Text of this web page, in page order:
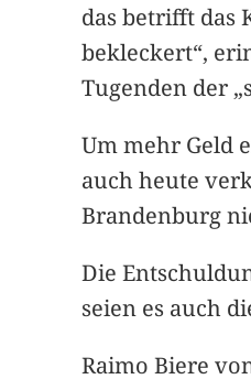
das betrifft das
bekleckert“,
Tugenden der
Um mehr Geld
auch heute
Brandenburg
Die
seien es auch
Raimo Biere